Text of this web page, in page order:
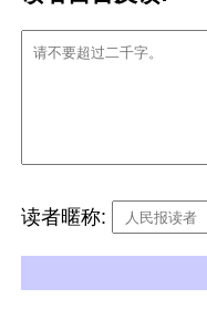
读者暱称: